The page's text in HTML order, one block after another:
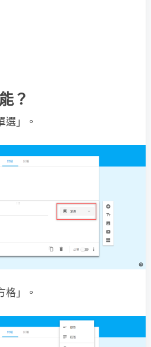
？
選」。
格」。